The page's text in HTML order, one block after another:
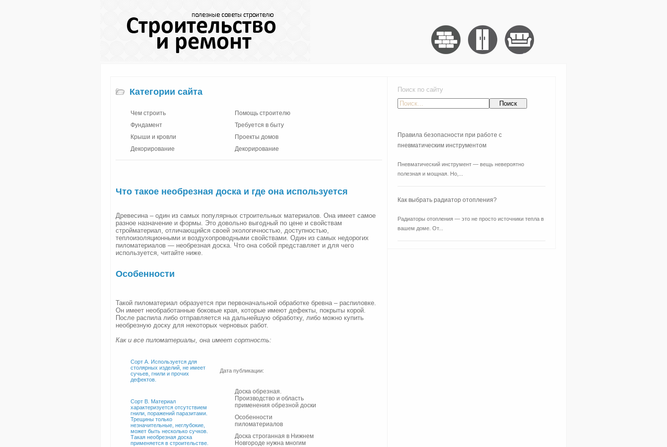
Категории сайта
Чем строить
Фундамент
Крыши и кровли
Декорирование
Помощь строителю
Требуется в быту
Проекты домов
Декорирование
Что такое необрезная доска и где она используется
Древесина – один из самых популярных строительных материалов. Она имеет самое
разное назначение и формы. Это довольно выгодный по цене и свойствам
стройматериал, отличающийся своей экологичностью, доступностью,
теплоизоляционными и воздухопроводными свойствами. Один из самых недорогих
пиломатериалов — необрезная доска. Что она собой представляет и для чего
используется, читайте ниже.
Особенности
Такой пиломатериал образуется при первоначальной обработке бревна – распиловке.
Он имеет необработанные боковые края, которые имеют дефекты, покрыты корой.
После распила либо отправляется на дальнейшую обработку, либо можно купить
необрезную доску для некоторых черновых работ.
Как и все пиломатериалы, она имеет сортность:
Сорт А. Используется для
столярных изделий, не имеет
сучьев, гнили и прочих
дефектов.
Сорт В. Материал
характеризуется отсутствием
гнили, поражений паразитами.
Трещины только
незначительные, неглубокие,
может быть несколько сучков.
Такая необрезная доска
применяется в строительстве.
Дата публикации:
Доска обрезная.
Производство и область
применения обрезной доски
Особенности
пиломатериалов
Доска строганная в Нижнем
Новгороде нужна многим
Поиск по сайту
Правила безопасности при работе с
пневматическим инструментом
Пневматический инструмент — вещь невероятно
полезная и мощная. Но,...
Как выбрать радиатор отопления?
Радиаторы отопления — это не просто источники тепла в
вашем доме. От...